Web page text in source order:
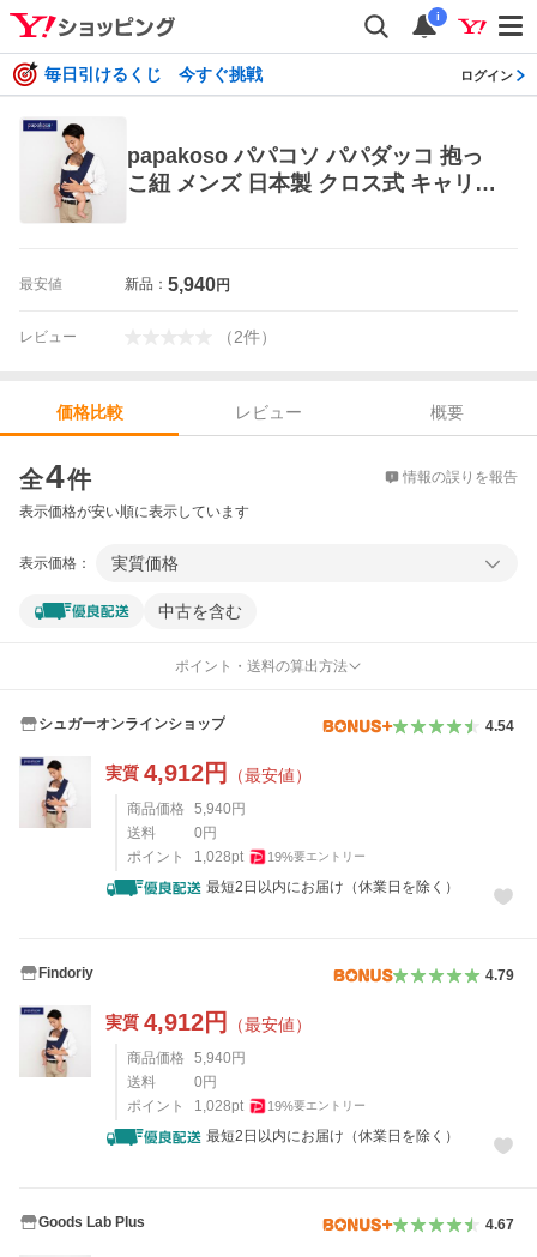
i
毎日引けるくじ 今すぐ挑戦 ログイン
papakoso パパコソ パパダッコ 抱っ
こ紐 メンズ 日本製 クロス式 キャリー
最安値 新品： 5,940円
レビュー （2件）
価格比較 レビュー
概要
全4件 情報の誤りを報告
表示価格が安い順に表示しています
表示価格： 実質価格
中古を含む
ポイント・送料の算出方法
シュガーオンラインショップ 4.54
実質 4,912円 （最安値）
商品価格 5,940 円
送料
0 円
ポイント
1,028pt 19%要エントリー
最短2日以内にお届け（休業日を除く）
Findoriy 4.79
実質 4,912円 （最安値）
商品価格 5,940 円
送料
0 円
ポイント
1,028pt 19%要エントリー
最短2日以内にお届け（休業日を除く）
Goods Lab Plus 4.67